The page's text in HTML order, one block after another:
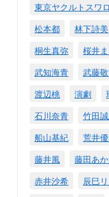
東京ヤクルトスワ
松本都
林下詩美
桐生真弥
桜井
武知海青
武藤
渡辺桃
演劇
石川奈青
竹田
船山基紀
荒井
藤井風
藤田あ
赤井沙希
辰巳